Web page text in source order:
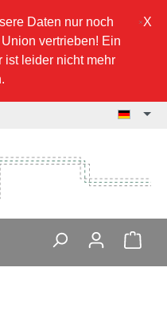
Daten nur noch
vertrieben! Ein
ist leider nicht mehr